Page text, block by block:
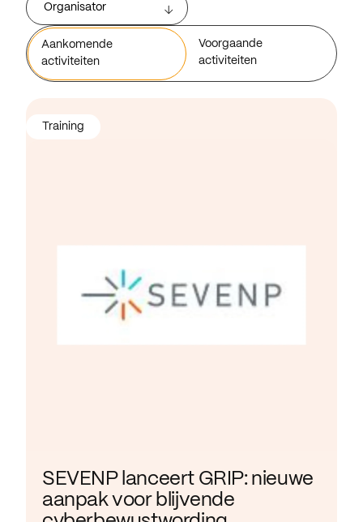
Organisator
Aankomende
activiteiten
Voorgaande
activiteiten
SEVENP lanceert GRIP: nieuwe
aanpak voor blijvende
Training